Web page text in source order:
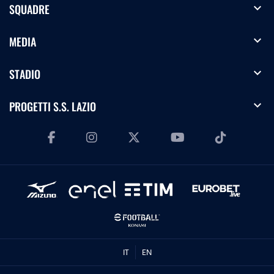
SQUADRE expand_more
MEDIA expand_more
STADIO expand_more
PROGETTI S.S. LAZIO expand_more
IT EN